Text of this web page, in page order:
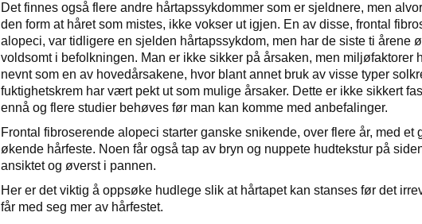
Det finnes også flere andre hårtapssykdommer som er sjeldnere, men
den form at håret som mistes, ikke vokser ut igjen. En av disse, frontal
alopeci, var tidligere en sjelden hårtapssykdom, men har de siste ti årene
voldsomt i befolkningen. Man er ikke sikker på årsaken, men miljøfaktorer
nevnt som en av hovedårsakene, hvor blant annet bruk av visse typer
fuktighetskrem har vært pekt ut som mulige årsaker. Dette er ikke sikkert
ennå og flere studier behøves før man kan komme med anbefalinger.
Frontal fibroserende alopeci starter ganske snikende, over flere år, med et
økende hårfeste. Noen får også tap av bryn og nuppete hudtekstur på
ansiktet og øverst i pannen.
Her er det viktig å oppsøke hudlege slik at hårtapet kan stanses før det
får med seg mer av hårfestet.